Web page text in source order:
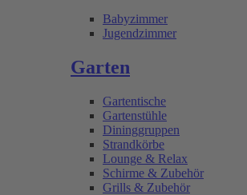
Babyzimmer
Jugendzimmer
Garten
Gartentische
Gartenstühle
Dininggruppen
Strandkörbe
Lounge & Relax
Schirme & Zubehör
Grills & Zubehör